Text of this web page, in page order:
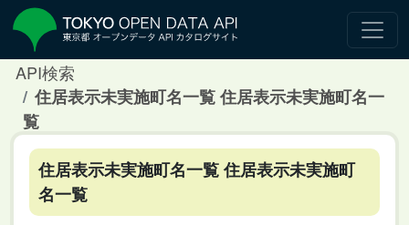
API検索
住居表示未実施町名一覧 住居表示未実施町名一
覧
住居表示未実施町名一覧 住居表示未実施町
名一覧